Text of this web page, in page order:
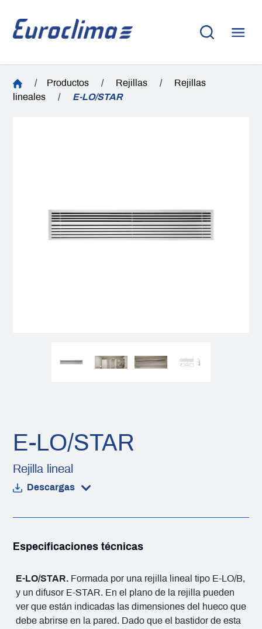
/ Productos / Rejillas /
Rejillas
lineales
/ E-LO/STAR
E-LO/STAR
Rejilla lineal
Descargas
Especificaciones técnicas
E-LO/STAR. Formada por una rejilla lineal tipo E-LO/B,
y un difusor E-STAR. En el plano de la rejilla pueden
ver que están indicadas las dimensiones del hueco que
debe abrirse en la pared. Dado que el bastidor de esta